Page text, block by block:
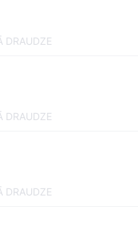
DRAUDZE
DRAUDZE
DRAUDZE